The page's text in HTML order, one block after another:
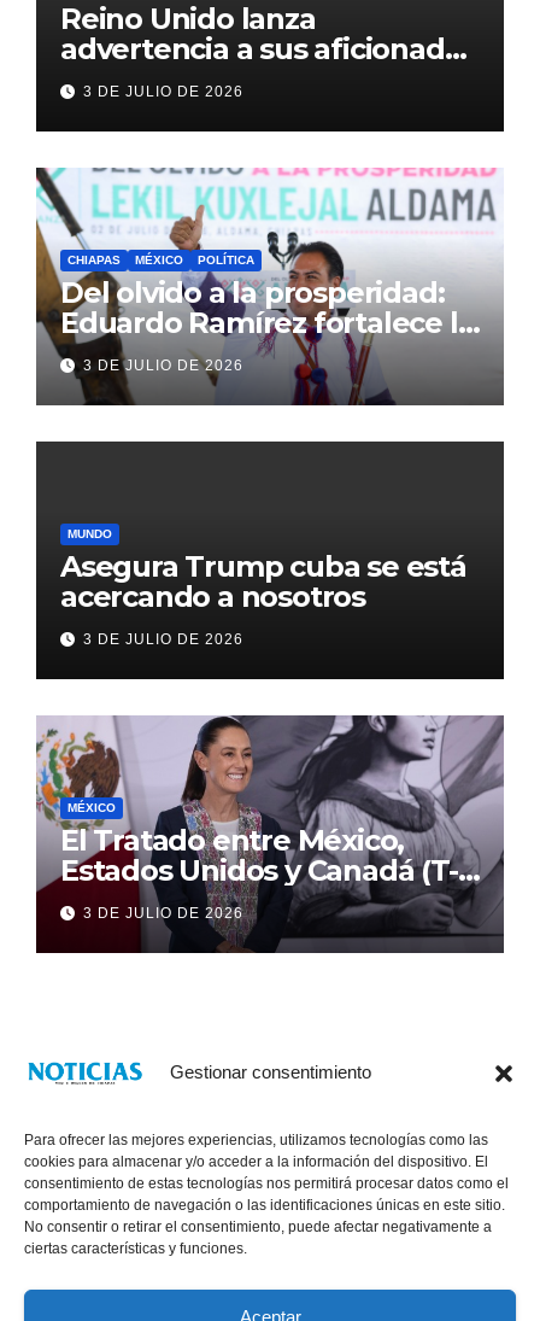
Gestionar consentimiento
Para ofrecer las mejores experiencias, utilizamos tecnologías como las
cookies para almacenar y/o acceder a la información del dispositivo. El
consentimiento de estas tecnologías nos permitirá procesar datos como el
comportamiento de navegación o las identificaciones únicas en este sitio.
No consentir o retirar el consentimiento, puede afectar negativamente a
ciertas características y funciones.
Aceptar
Reino Unido lanza
advertencia a sus aficionados
antes del México vs
Inglaterra en el Mundial 2026
3 DE JULIO DE 2026
CHIAPAS MÉXICO POLÍTICA
Del olvido a la prosperidad:
Eduardo Ramírez fortalece la
transformación de Aldama
con inversión histórica
3 DE JULIO DE 2026
MUNDO
Asegura Trump cuba se está
acercando a nosotros
3 DE JULIO DE 2026
MÉXICO
El Tratado entre México,
Estados Unidos y Canadá (T-
MEC) se mantiene hasta el
2036: Presidenta Claudia
Sheinbaum
3 DE JULIO DE 2026
® Derechos Reservados 2026|
Chiapas. VENTAS: 961 6120154